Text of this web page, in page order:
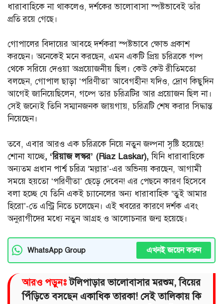
ধারাবাহিকে না থাকলেও, দর্শকের ভালোবাসা স্পষ্টভাবেই তাঁর
প্রতি রয়ে গেছে।
গোপালের বিদায়ের আবহে দর্শকরা স্পষ্টভাবে ক্ষোভ প্রকাশ
করছেন। অনেকেই মনে করছেন, এমন একটি প্রিয় চরিত্রকে গল্প
থেকে সরিয়ে দেওয়া অপ্রয়োজনীয় ছিল। কেউ কেউ রীতিমতো
বলছেন, গোপাল ছাড়া ‘পরিণীতা’ আবেগহীন! যদিও, দ্রোণ কিছুদিন
আগেই জানিয়েছিলেন, গল্পে তার চরিত্রটির আর প্রয়োজন ছিল না।
সেই জন্যেই তিনি সম্মানজনক জায়গায়, চরিত্রটি শেষ করার সিদ্ধান্ত
নিয়েছেন।
তবে, এবার আরও এক চরিত্রকে নিয়ে নতুন জল্পনা সৃষ্টি হয়েছে!
শোনা যাচ্ছে, ‘রিয়াজ লস্কর’ (Riaz Laskar), যিনি ধারাবাহিকে
অন্যতম প্রধান পার্শ্ব চরিত্র ‘মল্লার’-এর অভিনয় করছেন, আগামী
সময়ে হয়তো ‘পরিণীতা’ ছেড়ে দেবেন! এর পেছনে কারণ হিসেবে
বলা হচ্ছে যে তিনি একই চ্যানেলের অন্য ধারাবাহিক ‘তুই আমার
হিরো’-তে এন্ট্রি নিতে চলেছেন। এই খবরের কারণে দর্শক এবং
অনুরাগীদের মধ্যে নতুন আগ্রহ ও আলোচনার জন্ম হয়েছে।
WhatsApp Group এখনই জয়েন করুন
আরও পড়ুনঃটলিপাড়ার ভালোবাসার মরশুম, বিয়ের
পিঁড়িতে বসছেন একাধিক তারকা! সেই তালিকায় কি